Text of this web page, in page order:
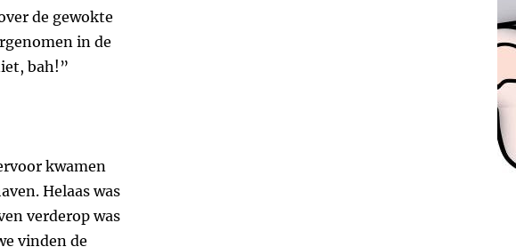
de gewokte
in de
bah!”
kwamen
Helaas was
verderop was
vinden de